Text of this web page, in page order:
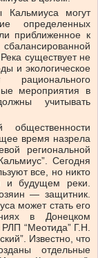
Кальмиуса могут
определенных
приближенное к
существует не
и экологическое
мероприятия в
учитывать
время назрела
региональной
Сегодня
все, но никто
и будущем реки.
— защитник.
может стать его
в Донецком
“Меотида” Г.Н.
Известно, что
отдельные